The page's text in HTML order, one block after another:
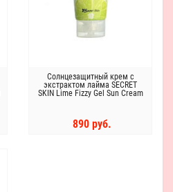
Солнцезащитный крем с
экстрактом лайма SECRET
SKIN Lime Fizzy Gel Sun Cream
890 руб.